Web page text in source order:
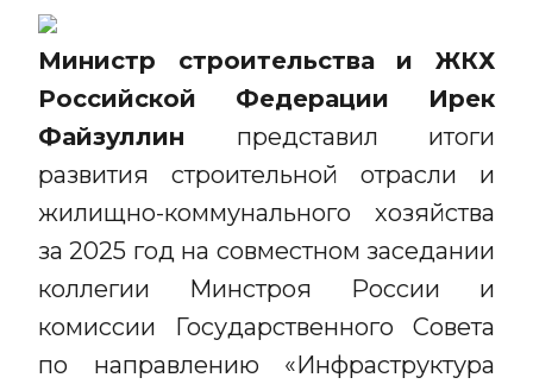
Министр строительства и ЖКХ
Российской Федерации Ирек
Файзуллин представил итоги
развития строительной отрасли и
жилищно-коммунального хозяйства
за 2025 год на совместном заседании
коллегии Минстроя России и
комиссии Государственного Совета
по направлению «Инфраструктура